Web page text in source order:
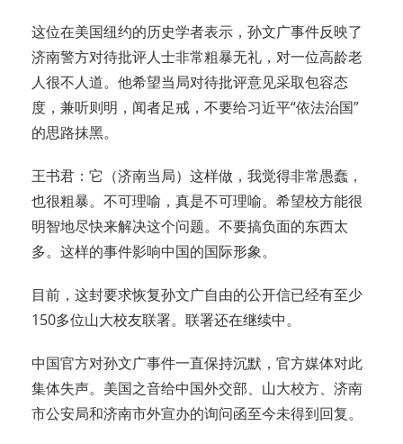
这位在美国纽约的历史学者表示，孙文广事件反映了
济南警方对待批评人士非常粗暴无礼，对一位高龄老
人很不人道。他希望当局对待批评意见采取包容态
度，兼听则明，闻者足戒，不要给习近平“依法治国”
的思路抹黑。
王书君：它（济南当局）这样做，我觉得非常愚蠢，
也很粗暴。不可理喻，真是不可理喻。希望校方能很
明智地尽快来解决这个问题。不要搞负面的东西太
多。这样的事件影响中国的国际形象。
目前，这封要求恢复孙文广自由的公开信已经有至少
150多位山大校友联署。联署还在继续中。
中国官方对孙文广事件一直保持沉默，官方媒体对此
集体失声。美国之音给中国外交部、山大校方、济南
市公安局和济南市外宣办的询问函至今未得到回复。